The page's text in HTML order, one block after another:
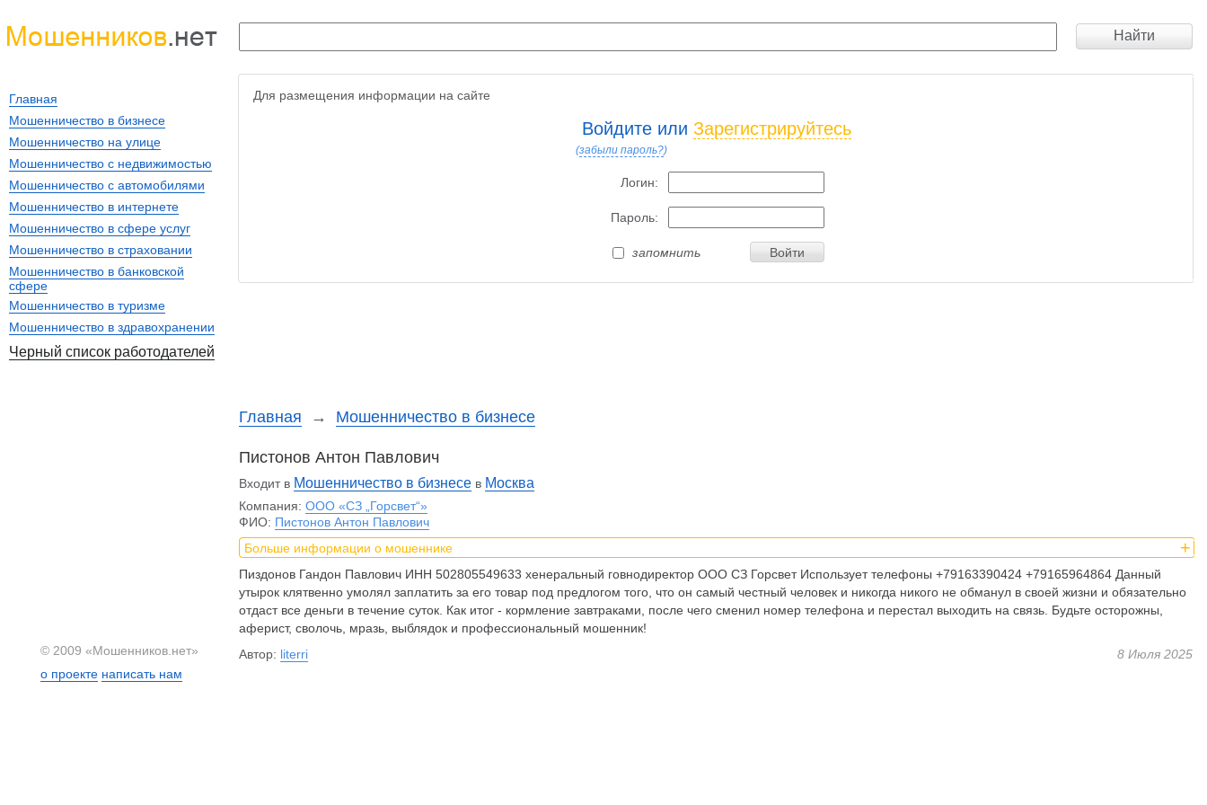
Найти
Для размещения информации на сайте
Войдите или Зарегистрируйтесь
(забыли пароль?)
Логин:
Пароль:
запомнить Войти
Главная → Мошенничество в бизнесе
Пистонов Антон Павлович
Входит в Мошенничество в бизнесе в Москва
Компания: ООО «СЗ „Горсвет“»
ФИО: Пистонов Антон Павлович
Больше информации о мошеннике
+
Пиздонов Гандон Павлович ИНН 502805549633 хенеральный говнодиректор ООО СЗ Горсвет Использует телефоны +79163390424 +79165964864 Данный
утырок клятвенно умолял заплатить за его товар под предлогом того, что он самый честный человек и никогда никого не обманул в своей жизни и обязательно
отдаст все деньги в течение суток. Как итог - кормление завтраками, после чего сменил номер телефона и перестал выходить на связь. Будьте осторожны,
аферист, сволочь, мразь, выблядок и профессиональный мошенник!
Автор: literri 8 Июля 2025
Главная
Мошенничество в бизнесе
Мошенничество на улице
Мошенничество с недвижимостью
Мошенничество с автомобилями
Мошенничество в интернете
Мошенничество в сфере услуг
Мошенничество в страховании
Мошенничество в банковской
сфере
Мошенничество в туризме
Мошенничество в здравохранении
Черный список работодателей
© 2009 «Мошенников.нет»
о проекте написать нам